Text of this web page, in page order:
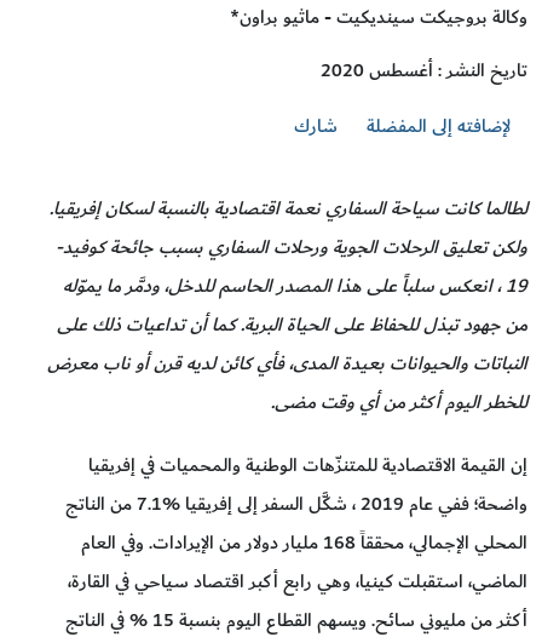
وكالة بروجيكت سينديكيت - ماثيو براون*
تاريخ النشر : أغسطس 2020
لإضافته إلى المفضلة
شارك
لطالما كانت سياحة السفاري نعمة اقتصادية بالنسبة لسكان إفريقيا.
ولكن تعليق الرحلات الجوية ورحلات السفاري بسبب جائحة كوفيد-
19 ، انعكس سلباً على هذا المصدر الحاسم للدخل، ودمَّر ما يموّله
من جهود تبذل للحفاظ على الحياة البرية. كما أن تداعيات ذلك على
النباتات والحيوانات بعيدة المدى، فأي كائن لديه قرن أو ناب معرض
للخطر اليوم أكثر من أي وقت مضى.
إن القيمة الاقتصادية للمتنزّهات الوطنية والمحميات في إفريقيا
واضحة؛ ففي عام 2019 ، شكَّل السفر إلى إفريقيا %7.1 من الناتج
المحلي الإجمالي، محققاً 168 مليار دولار من الإيرادات. وفي العام
الماضي، استقبلت كينيا، وهي رابع أكبر اقتصاد سياحي في القارة،
أكثر من مليوني سائح. ويسهم القطاع اليوم بنسبة 15 % في الناتج